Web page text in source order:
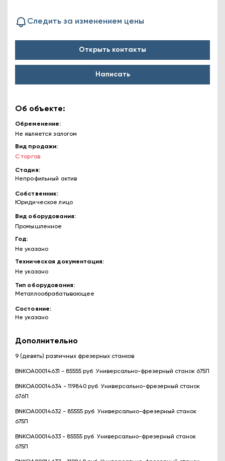
Следить за изменением цены
Открыть контакты
Написать
Об объекте:
Обременение
Не является залогом
Вид продажи
С торгов
Стадия
Непрофильный актив
Собственник
Юридическое лицо
Вид оборудования
Промышленное
Год
Не указано
Техническая документация
Не указано
Тип оборудования
Металлообрабатывающее
Состояние
Не указано
Дополнительно
9 (девять) различных фрезерных станков
BNKOA00014631 - 85555 руб Универсально-фрезерный станок 675П
BNKOA00014634 - 119840 руб Универсально-фрезерный станок
676П
BNKOA00014632 - 85555 руб Универсально-фрезерный станок
675П
BNKOA00014633 - 85555 руб Универсально-фрезерный станок
675П